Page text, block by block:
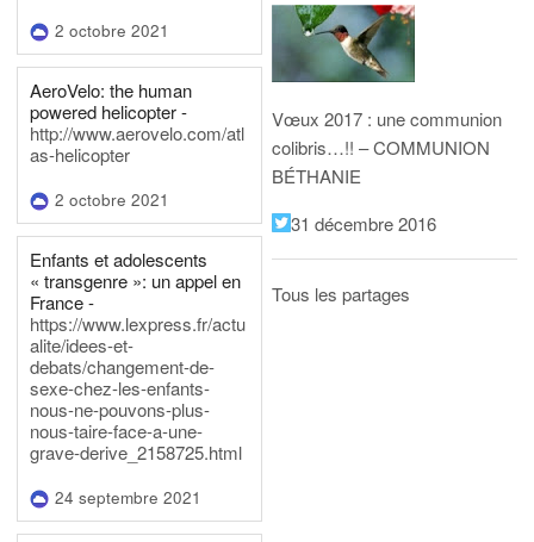
2 octobre 2021
AeroVelo: the human
powered helicopter -
http://www.aerovelo.com/atl
as-helicopter
2 octobre 2021
Enfants et adolescents
« transgenre »: un appel en
France -
https://www.lexpress.fr/actu
alite/idees-et-
debats/changement-de-
sexe-chez-les-enfants-
nous-ne-pouvons-plus-
nous-taire-face-a-une-
grave-derive_2158725.html
24 septembre 2021
Vœux 2017 : une communion
colibris…!! – COMMUNION
BÉTHANIE
31 décembre 2016
Tous les partages